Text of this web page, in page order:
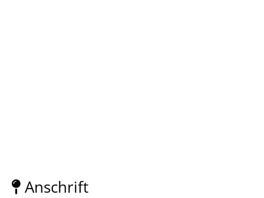
Anschrift